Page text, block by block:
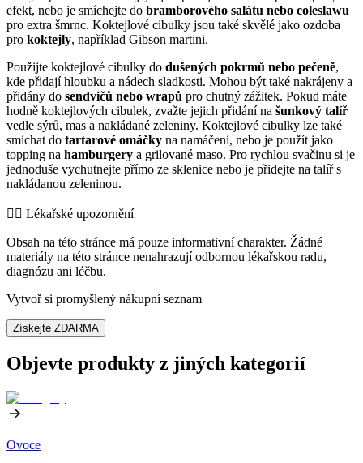
efekt, nebo je smíchejte do bramborového salátu nebo coleslawu
pro extra šmrnc. Koktejlové cibulky jsou také skvělé jako ozdoba
pro koktejly, například Gibson martini.
Použijte koktejlové cibulky do dušených pokrmů nebo pečeně,
kde přidají hloubku a nádech sladkosti. Mohou být také nakrájeny a
přidány do sendvičů nebo wrapů pro chutný zážitek. Pokud máte
hodně koktejlových cibulek, zvažte jejich přidání na šunkový talíř
vedle sýrů, mas a nakládané zeleniny. Koktejlové cibulky lze také
smíchat do tartarové omáčky na namáčení, nebo je použít jako
topping na hamburgery a grilované maso. Pro rychlou svačinu si je
jednoduše vychutnejte přímo ze sklenice nebo je přidejte na talíř s
nakládanou zeleninou.
👨‍⚕️️ Lékařské upozornění
Obsah na této stránce má pouze informativní charakter. Žádné
materiály na této stránce nenahrazují odbornou lékařskou radu,
diagnózu ani léčbu.
Vytvoř si promyšlený nákupní seznam
Získejte ZDARMA
Objevte produkty z jiných kategorií
Ovoce